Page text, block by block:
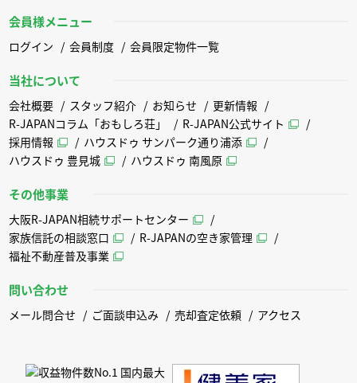
会員様メニュー
ログイン 会員制度 会員限定物件一覧
当社について
会社概要 スタッフ紹介 お知らせ
更新情報
R-JAPANコラム「おもしろ荘」
R-JAPAN公式サイト
採用情報
ハウスドゥ サンパーク通り浦添
ハウスドゥ 豊見城
ハウスドゥ 南風原
その他事業
大阪R-JAPAN相続サポートセンター
家族信託の相談窓口
R-JAPANの空き家管理
福祉不動産普及事業
問い合わせ
メール問合せ ご面談申込み 売却査定依頼 アクセス